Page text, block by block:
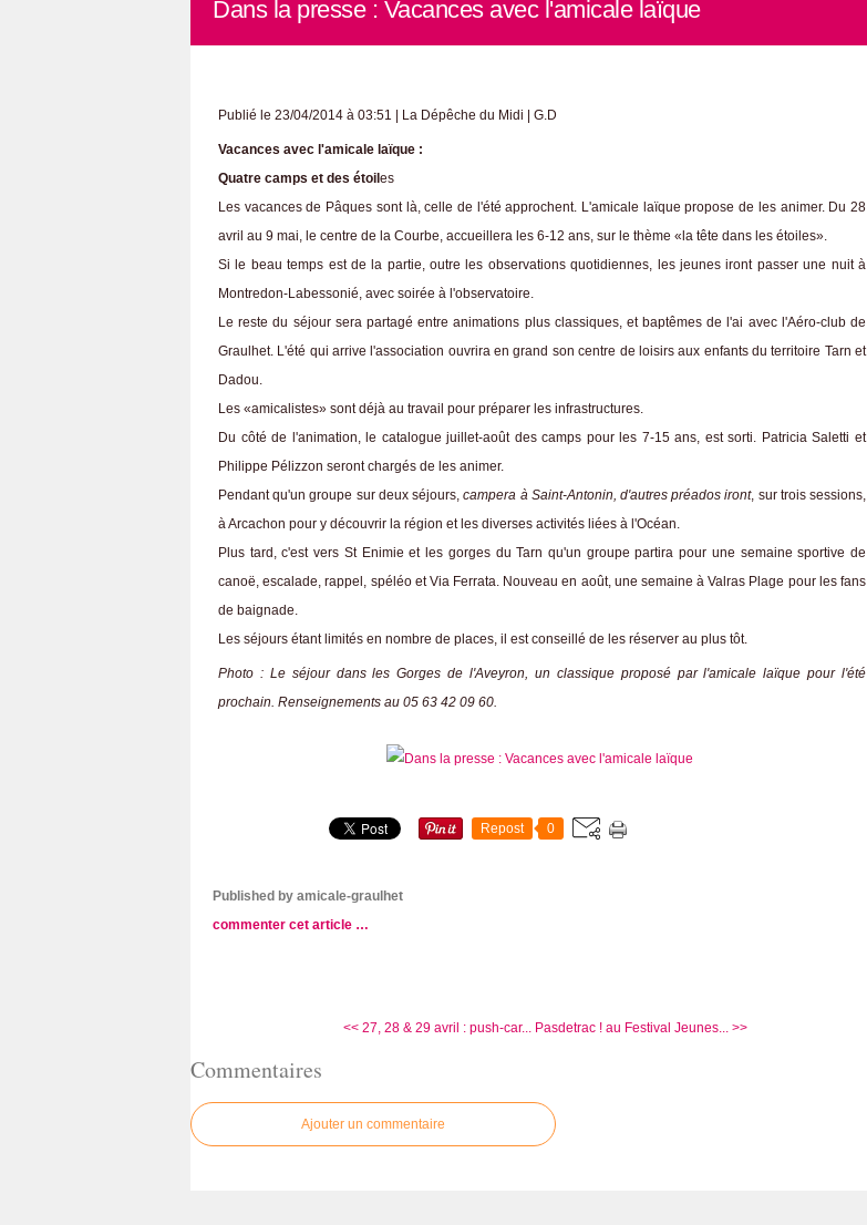
Dans la presse : Vacances avec l'amicale laïque
Publié le 23/04/2014 à 03:51 | La Dépêche du Midi | G.D
Vacances avec l'amicale laïque :
Quatre camps et des étoil es
Les vacances de Pâques sont là, celle de l'été approchent. L'amicale laïque propose de les animer. Du 28
avril au 9 mai, le centre de la Courbe, accueillera les 6-12 ans, sur le thème «la tête dans les étoiles».
Si le beau temps est de la partie, outre les observations quotidiennes, les jeunes iront passer une nuit à
Montredon-Labessonié, avec soirée à l'observatoire.
Le reste du séjour sera partagé entre animations plus classiques, et baptêmes de l'ai avec l'Aéro-club de
Graulhet. L'été qui arrive l'association ouvrira en grand son centre de loisirs aux enfants du territoire Tarn et
Dadou.
Les «amicalistes» sont déjà au travail pour préparer les infrastructures.
Du côté de l'animation, le catalogue juillet-août des camps pour les 7-15 ans, est sorti. Patricia Saletti et
Philippe Pélizzon seront chargés de les animer.
Pendant qu'un groupe sur deux séjours,campera à Saint-Antonin, d'autres préados iront, sur trois sessions,
à Arcachon pour y découvrir la région et les diverses activités liées à l'Océan.
Plus tard, c'est vers St Enimie et les gorges du Tarn qu'un groupe partira pour une semaine sportive de
canoë, escalade, rappel, spéléo et Via Ferrata. Nouveau en août, une semaine à Valras Plage pour les fans
de baignade.
Les séjours étant limités en nombre de places, il est conseillé de les réserver au plus tôt.
Photo : Le séjour dans les Gorges de l'Aveyron, un classique proposé par l'amicale laïque pour l'été
prochain. Renseignements au 05 63 42 09 60.
Repost 0
Published by amicale-graulhet
commenter cet article …
<< 27, 28 & 29 avril : push-car... Pasdetrac ! au Festival Jeunes... >>
Commentaires
Ajouter un commentaire